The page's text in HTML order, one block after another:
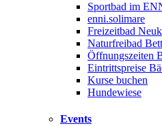
Sportbad im
enni.solimare
Freizeitbad
Naturfreibad
Öffnungszeiten
Eintrittspreise
Kurse buchen
Hundewiese
Events